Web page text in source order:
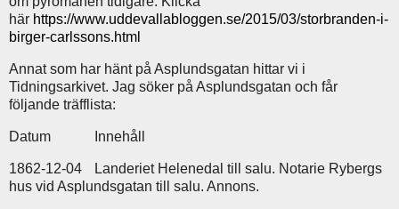
här https://www.uddevallabloggen.se/2015/03/storbranden-i-
birger-carlssons.html
Annat som har hänt på Asplundsgatan hittar vi i
Tidningsarkivet. Jag söker på Asplundsgatan och får
följande träfflista:
Datum Innehåll
1862-12-04
Landeriet Helenedal till salu. Notarie Rybergs
hus vid Asplundsgatan till salu. Annons.